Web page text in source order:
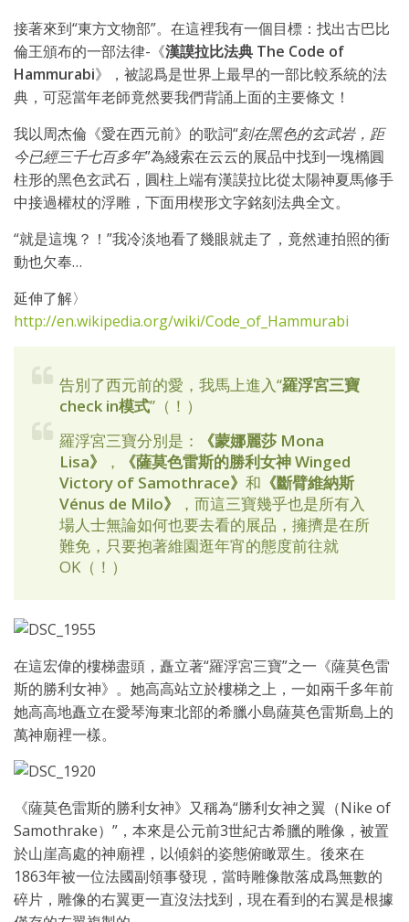
接著來到“東方文物部”。在這裡我有一個目標：找出古巴比
倫王頒布的一部法律-《漢謨拉比法典 The Code of
Hammurabi》，被認爲是世界上最早的一部比較系統的法
典，可惡當年老師竟然要我們背誦上面的主要條文！
我以周杰倫《愛在西元前》的歌詞“刻在黑色的玄武岩，距
今已經三千七百多年”為綫索在云云的展品中找到一塊橢圓
柱形的黑色玄武石，圓柱上端有漢謨拉比從太陽神夏馬修手
中接過權杖的浮雕，下面用楔形文字銘刻法典全文。
“就是這塊？！”我冷淡地看了幾眼就走了，竟然連拍照的衝
動也欠奉…
延伸了解〉
http://en.wikipedia.org/wiki/Code_of_Hammurabi
告別了西元前的愛，我馬上進入“羅浮宮三寶
check in模式”（！）
羅浮宮三寶分別是：
《蒙娜麗莎 Mona
Lisa》
，
《薩莫色雷斯的勝利女神 Winged
Victory of Samothrace》 和 《斷臂維納斯
Vénus de Milo》
，而這三寶幾乎也是所有入
場人士無論如何也要去看的展品，擁擠是在所
難免，只要抱著維園逛年宵的態度前往就
OK（！）
在這宏偉的樓梯盡頭，矗立著“羅浮宮三寶”之一《薩莫色雷
斯的勝利女神》。她高高站立於樓梯之上，一如兩千多年前
她高高地矗立在愛琴海東北部的希臘小島薩莫色雷斯島上的
萬神廟裡一樣。
《薩莫色雷斯的勝利女神》又稱為“勝利女神之翼（Nike of
Samothrake）”，本來是公元前3世紀古希臘的雕像，被置
於山崖高處的神廟裡，以傾斜的姿態俯瞰眾生。後來在
1863年被一位法國副領事發現，當時雕像散落成爲無數的
碎片，雕像的右翼更一直沒法找到，現在看到的右翼是根據